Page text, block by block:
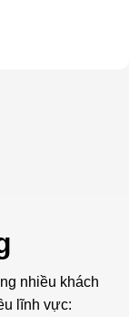
nhiều khách
lĩnh vực: